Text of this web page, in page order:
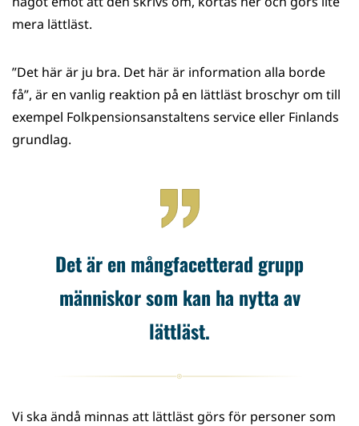
mera lättläst.
”Det här är ju bra. Det här är information alla borde
få”, är en vanlig reaktion på en lättläst broschyr om till
exempel Folkpensionsanstaltens service eller Finlands
grundlag.
Det är en mångfacetterad grupp
människor som kan ha nytta av
lättläst.
Vi ska ändå minnas att lättläst görs för personer som